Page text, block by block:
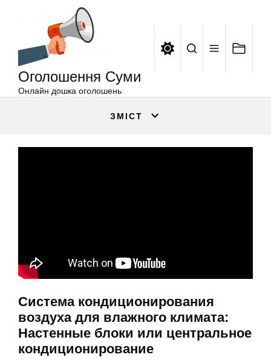
Оголошення Суми
Онлайн дошка оголошень
ЗМІСТ
Система кондиционирования
воздуха для влажного климата:
Настенные блоки или центральное
кондиционирование